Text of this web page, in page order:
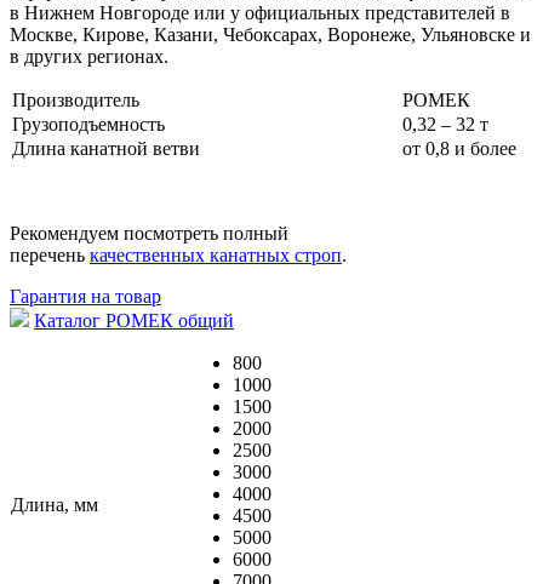
в Нижнем Новгороде или у официальных представителей в
Москве, Кирове, Казани, Чебоксарах, Воронеже, Ульяновске и
в других регионах.
Производитель
РОМЕК
Грузоподъемность
0,32 – 32 т
Длина канатной ветви
от 0,8 и более
Рекомендуем посмотреть полный
перечень качественных канатных строп.
Гарантия на товар
Каталог РОМЕК общий
Длина, мм
800
1000
1500
2000
2500
3000
4000
4500
5000
6000